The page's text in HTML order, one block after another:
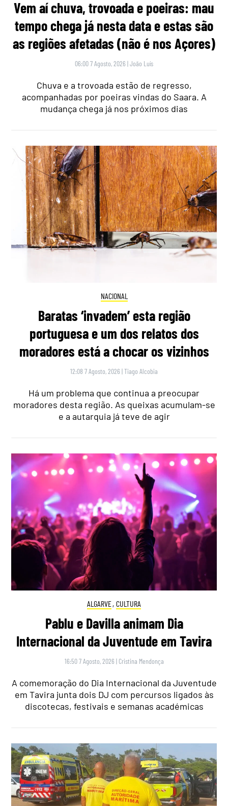
Vem aí chuva, trovoada e poeiras: mau
tempo chega já nesta data e estas são
as regiões afetadas (não é nos Açores)
06:00 7 Agosto, 2026 |João Luís
Chuva e a trovoada estão de regresso,
acompanhadas por poeiras vindas do Saara. A
mudança chega já nos próximos dias
NACIONAL
Baratas ‘invadem’ esta região
portuguesa e um dos relatos dos
moradores está a chocar os vizinhos
12:08 7 Agosto, 2026 |Tiago Alcobia
Há um problema que continua a preocupar
moradores desta região. As queixas acumulam-se
e a autarquia já teve de agir
ALGARVE, CULTURA
Pablu e Davilla animam Dia
Internacional da Juventude em Tavira
16:50 7 Agosto, 2026 | Cristina Mendonça
A comemoração do Dia Internacional da Juventude
em Tavira junta dois DJ com percursos ligados às
discotecas, festivais e semanas académicas